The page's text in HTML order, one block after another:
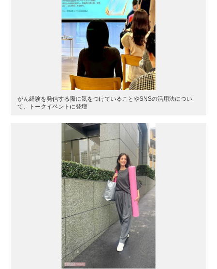
がん経験を発信する際に気をつけていることやSNSの活用法につい
て、トークイベントに登壇